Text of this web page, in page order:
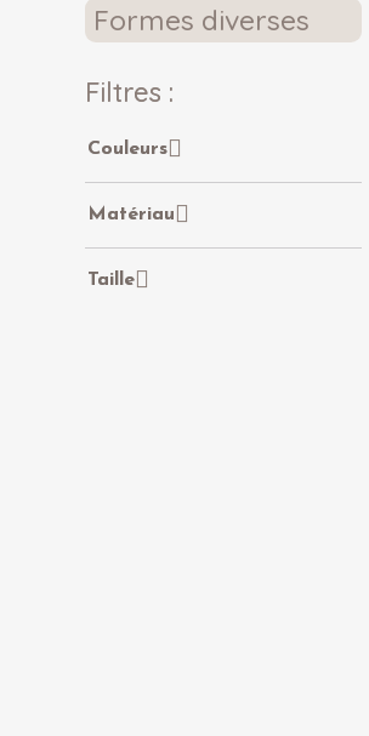
Formes diverses
Filtres :
Couleurs
Matériau
Taille